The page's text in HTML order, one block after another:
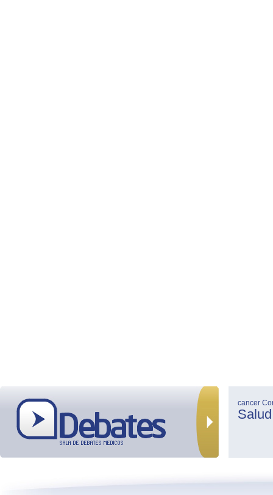
cancer
Salud